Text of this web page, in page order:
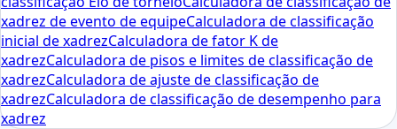
xadrez de evento de equipeCalculadora de classificação
inicial de xadrezCalculadora de fator K de
xadrezCalculadora de pisos e limites de classificação de
xadrezCalculadora de ajuste de classificação de
xadrezCalculadora de classificação de desempenho para
xadrez